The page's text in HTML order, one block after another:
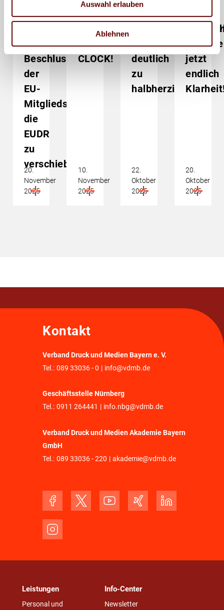
Auswahl erlauben
Ablehnen
BVDM
den
Beschluss
der
EU-
Mitgliedstaaten
die
EUDR
zu
verschieben
20.
November
2025
EUDR:
STOP
THE
CLOCK!
10.
November
2025
EUDR:
ist
deutlich
zu
halbherzig
22.
Oktober
2025
EUDR:
jetzt
endlich
20.
Oktober
2025
Kontakt
Verband Druck und Medien Bayern e. V.
Tel.: 089 33036 - 0 | info@vdmb.de
Geschäftsstelle Nürnberg
Tel.: 0911 264441 | info.nbg@vdmb.de
Verband Druck und Medien Akademie Bayern
GmbH
Tel.: 089 33036 - 220 | akademie@vdmb.de
Leistungen
Personal und
Info-Center
Newsletter